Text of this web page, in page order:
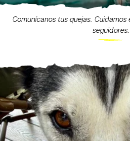
Comunícanos tus quejas.
seguidores.